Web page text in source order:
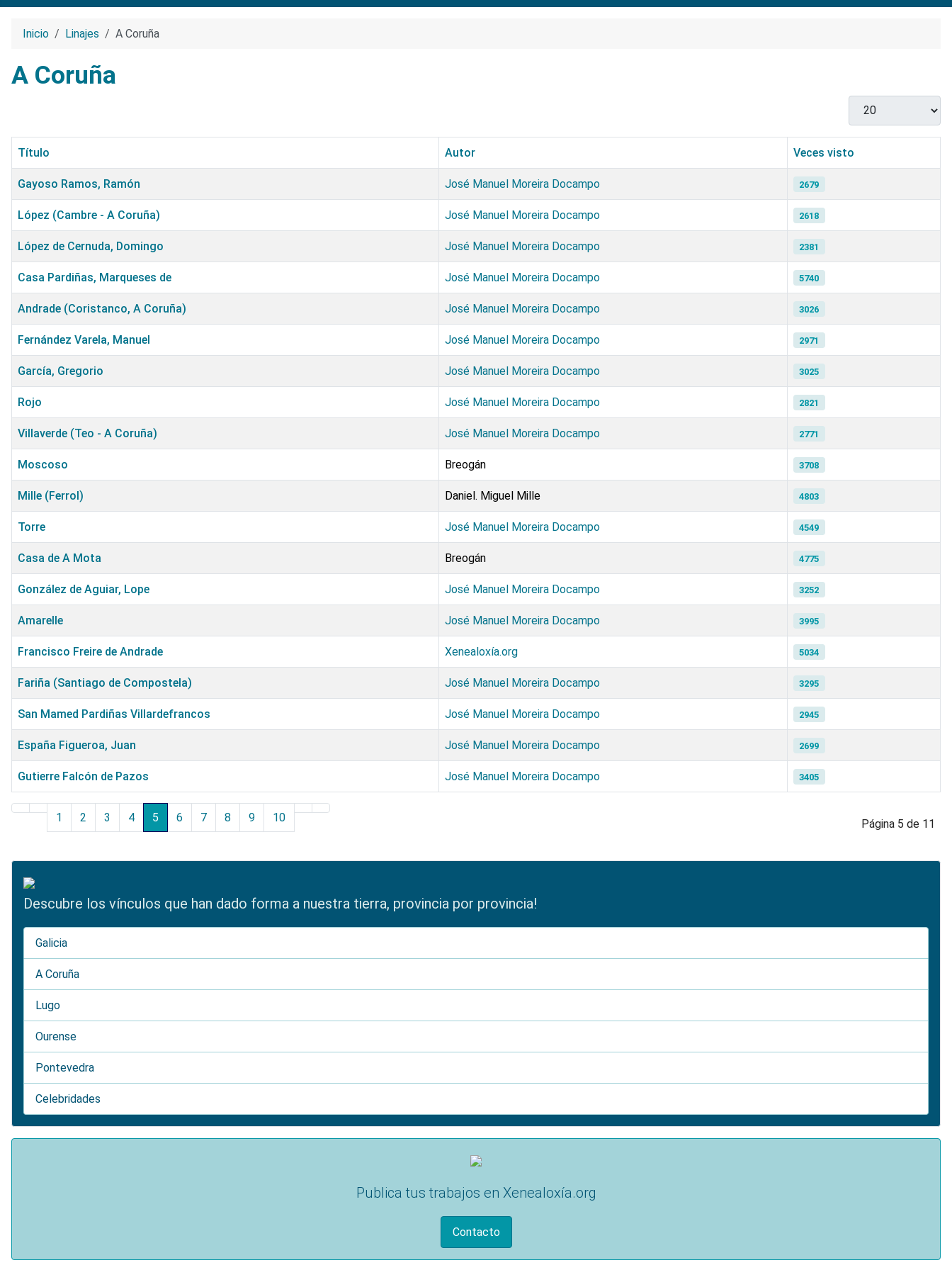
Inicio Linajes A Coruña
A Coruña
Cantidad
Artículos
Título Autor Veces visto
Gayoso Ramos, Ramón José Manuel Moreira Docampo 2679
López (Cambre - A Coruña) José Manuel Moreira Docampo 2618
López de Cernuda, Domingo José Manuel Moreira Docampo 2381
Casa Pardiñas, Marqueses de José Manuel Moreira Docampo 5740
Andrade (Coristanco, A Coruña) José Manuel Moreira Docampo 3026
Fernández Varela, Manuel José Manuel Moreira Docampo 2971
García, Gregorio José Manuel Moreira Docampo 3025
Rojo José Manuel Moreira Docampo 2821
Villaverde (Teo - A Coruña) José Manuel Moreira Docampo 2771
Moscoso Breogán 3708
Mille (Ferrol) Daniel. Miguel Mille 4803
Torre José Manuel Moreira Docampo 4549
Casa de A Mota Breogán 4775
González de Aguiar, Lope José Manuel Moreira Docampo 3252
Amarelle José Manuel Moreira Docampo 3995
Francisco Freire de Andrade Xenealoxía.org 5034
Fariña (Santiago de Compostela) José Manuel Moreira Docampo 3295
San Mamed Pardiñas Villardefrancos José Manuel Moreira Docampo 2945
España Figueroa, Juan José Manuel Moreira Docampo 2699
Gutierre Falcón de Pazos José Manuel Moreira Docampo 3405
Página 5 de 11
1 2 3 4 5 6 7 8 9 10
Descubre los vínculos que han dado forma a nuestra tierra, provincia por provincia!
Galicia
A Coruña
Lugo
Ourense
Pontevedra
Celebridades
Publica tus trabajos en Xenealoxía.org
Contacto